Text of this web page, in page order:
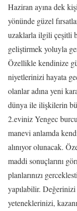
Haziran ayına dek
yönünde güzel
uzaklarla ilgili çeşitli
geliştirmek yoluyla
Özellikle kendinize
niyetlerinizi hayata
olanlar adına yeni
dünya ile ilişkilerin
2.eviniz Yengec
manevi anlamda
alınıyor olunacak.
maddi sonuçlarını
planlarınızı
yapılabilir.
yeteneklerinizi,